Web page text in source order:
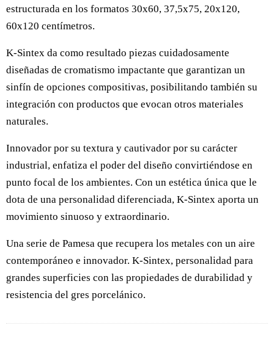
estructurada en los formatos 30x60, 37,5x75, 20x120,
60x120 centímetros.
K-Sintex da como resultado piezas cuidadosamente
diseñadas de cromatismo impactante que garantizan un
sinfín de opciones compositivas, posibilitando también su
integración con productos que evocan otros materiales
naturales.
Innovador por su textura y cautivador por su carácter
industrial, enfatiza el poder del diseño convirtiéndose en
punto focal de los ambientes. Con un estética única que le
dota de una personalidad diferenciada, K-Sintex aporta un
movimiento sinuoso y extraordinario.
Una serie de Pamesa que recupera los metales con un aire
contemporáneo e innovador. K-Sintex, personalidad para
grandes superficies con las propiedades de durabilidad y
resistencia del gres porcelánico.